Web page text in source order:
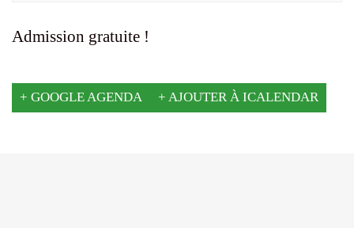
Admission gratuite !
+ GOOGLE AGENDA + AJOUTER À ICALENDAR